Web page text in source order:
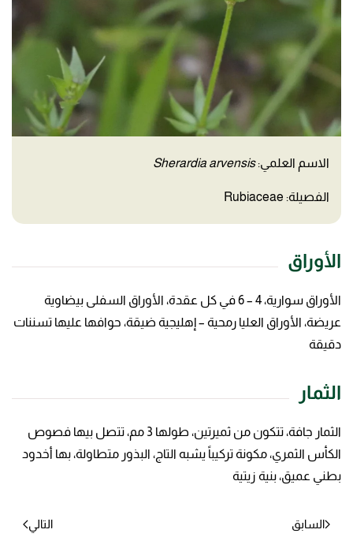
الاسم العلمي:Sherardia arvensis
الفصيلة: Rubiaceae
الأوراق
الأوراق سوارية، 4 – 6 في كل عقدة، الأوراق السفلى بيضاوية
عريضة، الأوراق العليا رمحية – إهليجية ضيقة، حوافها عليها تسننات
دقيقة
الثمار
الثمار جافة، تتكون من ثميرتين، طولها 3 مم، تتصل بيها فصوص
الكأس الثمري، مكونة تركيباً يشبه التاج، البذور متطاولة، بها أخدود
بطني عميق، بنية زيتية
السابق التالي